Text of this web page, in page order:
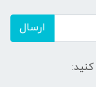
ارسال